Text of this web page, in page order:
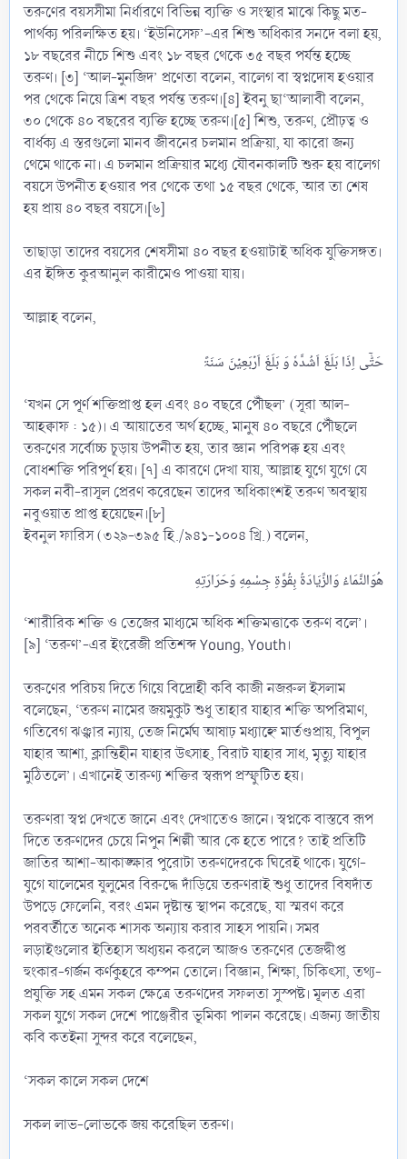
তরুণের বয়সসীমা নির্ধারণে বিভিন্ন ব্যক্তি ও সংস্থার মাঝে কিছু মত-
পার্থক্য পরিলক্ষিত হয়। ‘ইউনিসেফ’-এর শিশু অধিকার সনদে বলা হয়,
১৮ বছরের নীচে শিশু এবং ১৮ বছর থেকে ৩৫ বছর পর্যন্ত হচ্ছে
তরুণ। [৩] ‘আল-মুনজিদ’ প্রণেতা বলেন, বালেগ বা স্বপ্নদোষ হওয়ার
পর থেকে নিয়ে ত্রিশ বছর পর্যন্ত তরুণ।[৪] ইবনু ছা‘আলাবী বলেন,
৩০ থেকে ৪০ বছরের ব্যক্তি হচ্ছে তরুণ।[৫] শিশু, তরুণ, প্রৌঢ়ত্ব ও
বার্ধক্য এ স্তরগুলো মানব জীবনের চলমান প্রক্রিয়া, যা কারো জন্য
থেমে থাকে না। এ চলমান প্রক্রিয়ার মধ্যে যৌবনকালটি শুরু হয় বালেগ
বয়সে উপনীত হওয়ার পর থেকে তথা ১৫ বছর থেকে, আর তা শেষ
হয় প্রায় ৪০ বছর বয়সে।[৬]
তাছাড়া তাদের বয়সের শেষসীমা ৪০ বছর হওয়াটাই অধিক যুক্তিসঙ্গত।
এর ইঙ্গিত কুরআনুল কারীমেও পাওয়া যায়।
আল্লাহ বলেন,
‘যখন সে পূর্ণ শক্তিপ্রাপ্ত হল এবং ৪০ বছরে পৌঁছল’ (সূরা আল-
আহক্বাফ : ১৫)। এ আয়াতের অর্থ হচ্ছে, মানুষ ৪০ বছরে পৌঁছলে
তরুণের সর্বোচ্চ চূড়ায় উপনীত হয়, তার জ্ঞান পরিপক্ক হয় এবং
বোধশক্তি পরিপূর্ণ হয়। [৭] এ কারণে দেখা যায়, আল্লাহ যুগে যুগে যে
সকল নবী-রাসূল প্রেরণ করেছেন তাদের অধিকাংশই তরুণ অবস্থায়
নবুওয়াত প্রাপ্ত হয়েছেন।[৮]
ইবনুল ফারিস (৩২৯-৩৯৫ হি./৯৪১-১০০৪ খ্রি.) বলেন,
‘শারীরিক শক্তি ও তেজের মাধ্যমে অধিক শক্তিমত্তাকে তরুণ বলে’।
[৯] ‘তরুণ’-এর ইংরেজী প্রতিশব্দ Young, Youth।
তরুণের পরিচয় দিতে গিয়ে বিদ্রোহী কবি কাজী নজরুল ইসলাম
বলেছেন, ‘তরুণ নামের জয়মুকুট শুধু তাহার যাহার শক্তি অপরিমাণ,
গতিবেগ ঝঞ্ঝার ন্যায়, তেজ নির্মেঘ আষাঢ় মধ্যাহ্নে মার্তণ্ডপ্রায়, বিপুল
যাহার আশা, ক্লান্তিহীন যাহার উৎসাহ, বিরাট যাহার সাধ, মৃত্যু যাহার
মুঠিতলে’। এখানেই তারুণ্য শক্তির স্বরূপ প্রস্ফুটিত হয়।
তরুণরা স্বপ্ন দেখতে জানে এবং দেখাতেও জানে। স্বপ্নকে বাস্তবে রূপ
দিতে তরুণদের চেয়ে নিপুন শিল্পী আর কে হতে পারে? তাই প্রতিটি
জাতির আশা-আকাঙ্ক্ষার পুরোটা তরুণদেরকে ঘিরেই থাকে। যুগে-
যুগে যালেমের যুলুমের বিরুদ্ধে দাঁড়িয়ে তরুণরাই শুধু তাদের বিষদাঁত
উপড়ে ফেলেনি, বরং এমন দৃষ্টান্ত স্থাপন করেছে, যা স্মরণ করে
পরবর্তীতে অনেক শাসক অন্যায় করার সাহস পায়নি। সমর
লড়াইগুলোর ইতিহাস অধ্যয়ন করলে আজও তরুণের তেজদ্বীপ্ত
হুংকার-গর্জন কর্ণকুহরে কম্পন তোলে। বিজ্ঞান, শিক্ষা, চিকিৎসা, তথ্য-
প্রযুক্তি সহ এমন সকল ক্ষেত্রে তরুণদের সফলতা সুস্পষ্ট। মূলত এরা
সকল যুগে সকল দেশে পাঞ্জেরীর ভূমিকা পালন করেছে। এজন্য জাতীয়
কবি কতইনা সুন্দর করে বলেছেন,
‘সকল কালে সকল দেশে
সকল লাভ-লোভকে জয় করেছিল তরুণ।